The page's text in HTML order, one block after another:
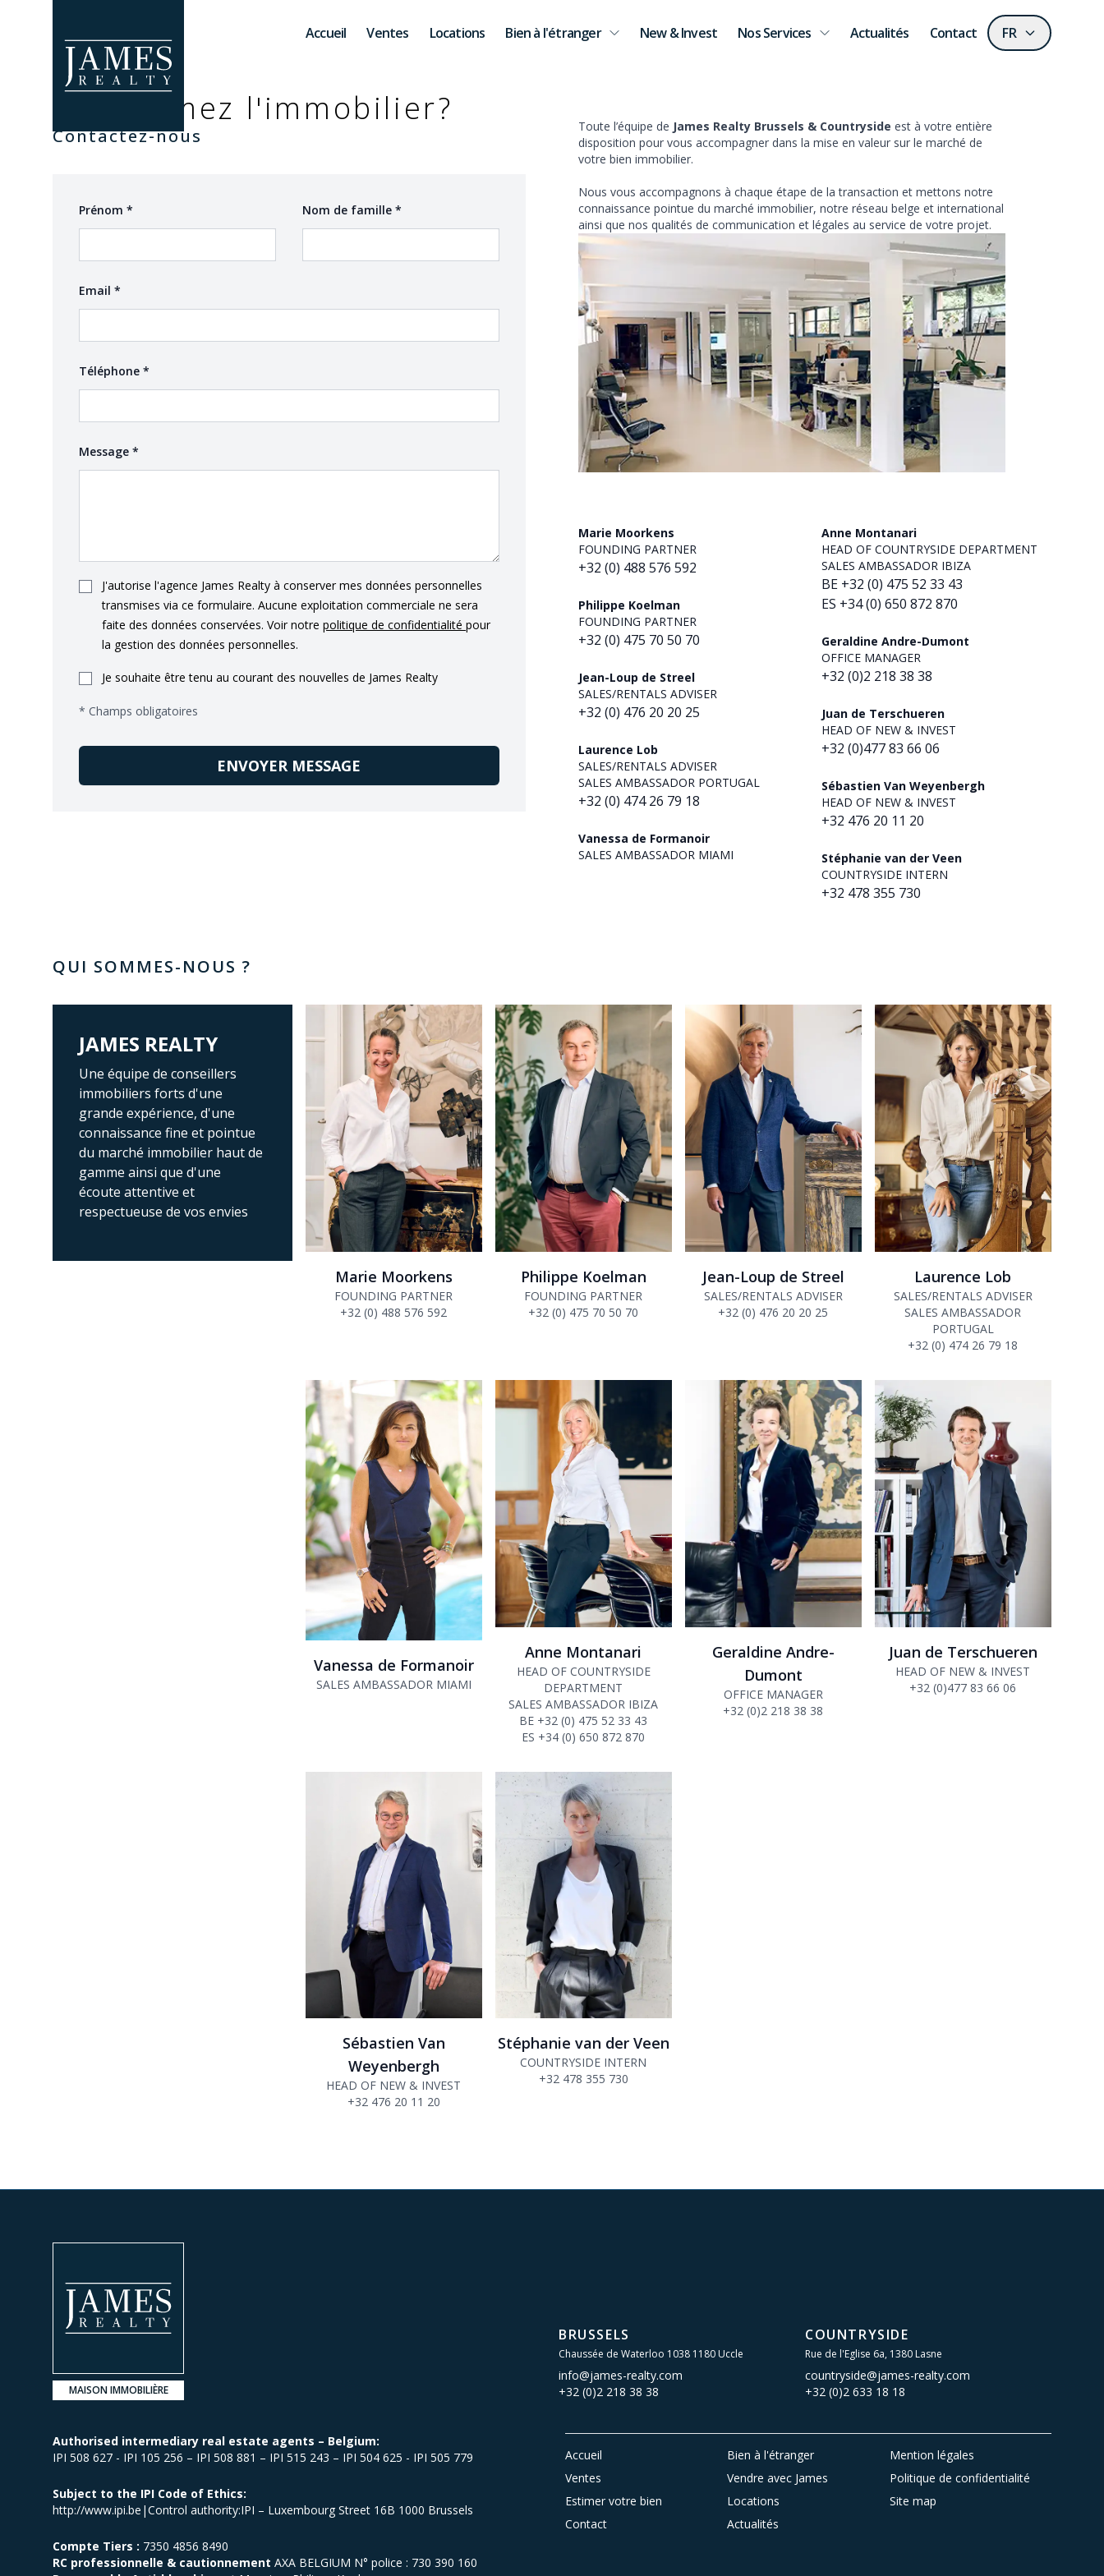
Accueil
Ventes Locations Bien à l'étranger New & Invest Nos Services Actualités Contact FR
Vous aimez l'immobilier?
Contactez-nous
Prénom * Nom de famille *(required)
Email *
Téléphone *
Message *
J'autorise l'agence James Realty à conserver mes données personnelles
transmises via ce formulaire. Aucune exploitation commerciale ne sera
faite des données conservées. Voir notre politique de confidentialité pour
la gestion des données personnelles.
Je souhaite être tenu au courant des nouvelles de James Realty
* Champs obligatoires
ENVOYER MESSAGE
Toute l’équipe de James Realty Brussels & Countryside est à votre entière
disposition pour vous accompagner dans la mise en valeur sur le marché de
votre bien immobilier.
Nous vous accompagnons à chaque étape de la transaction et mettons notre
connaissance pointue du marché immobilier, notre réseau belge et international
ainsi que nos qualités de communication et légales au service de votre projet.
Marie Moorkens
FOUNDING PARTNER
+32 (0) 488 576 592
Philippe Koelman
FOUNDING PARTNER
+32 (0) 475 70 50 70
Jean-Loup de Streel
SALES/RENTALS ADVISER
+32 (0) 476 20 20 25
Laurence Lob
SALES/RENTALS ADVISER
SALES AMBASSADOR PORTUGAL
+32 (0) 474 26 79 18
Vanessa de Formanoir
SALES AMBASSADOR MIAMI
Anne Montanari
HEAD OF COUNTRYSIDE DEPARTMENT
SALES AMBASSADOR IBIZA
BE +32 (0) 475 52 33 43
ES +34 (0) 650 872 870
Geraldine Andre-Dumont
OFFICE MANAGER
+32 (0)2 218 38 38
Juan de Terschueren
HEAD OF NEW & INVEST
+32 (0)477 83 66 06
Sébastien Van Weyenbergh
HEAD OF NEW & INVEST
+32 476 20 11 20
Stéphanie van der Veen
COUNTRYSIDE INTERN
+32 478 355 730
QUI SOMMES-NOUS ?
JAMES REALTY
Une équipe de conseillers
immobiliers forts d'une
grande expérience, d'une
connaissance fine et pointue
du marché immobilier haut de
gamme ainsi que d'une
écoute attentive et
respectueuse de vos envies
Marie Moorkens
FOUNDING PARTNER
+32 (0) 488 576 592
Philippe Koelman
FOUNDING PARTNER
+32 (0) 475 70 50 70
Jean-Loup de Streel
SALES/RENTALS ADVISER
+32 (0) 476 20 20 25
Laurence Lob
SALES/RENTALS ADVISER
SALES AMBASSADOR
PORTUGAL
+32 (0) 474 26 79 18
Vanessa de Formanoir
SALES AMBASSADOR MIAMI
Anne Montanari
HEAD OF COUNTRYSIDE
DEPARTMENT
SALES AMBASSADOR IBIZA
BE +32 (0) 475 52 33 43
ES +34 (0) 650 872 870
Geraldine Andre-
Dumont
OFFICE MANAGER
+32 (0)2 218 38 38
Juan de Terschueren
HEAD OF NEW & INVEST
+32 (0)477 83 66 06
Sébastien Van
Weyenbergh
HEAD OF NEW & INVEST
+32 476 20 11 20
Stéphanie van der Veen
COUNTRYSIDE INTERN
+32 478 355 730
MAISON IMMOBILIÈRE
BRUSSELS
Chaussée de Waterloo 1038 1180 Uccle
info@james-realty.com
+32 (0)2 218 38 38
COUNTRYSIDE
Rue de l'Eglise 6a, 1380 Lasne
countryside@james-realty.com
+32 (0)2 633 18 18
Authorised intermediary real estate agents – Belgium:
IPI 508 627 - IPI 105 256 – IPI 508 881 – IPI 515 243 – IPI 504 625 - IPI 505 779
Subject to the IPI Code of Ethics:
http://www.ipi.be|Control authority:IPI – Luxembourg Street 16B 1000 Brussels
Compte Tiers : 7350 4856 8490
RC professionnelle & cautionnement AXA BELGIUM N° police : 730 390 160
Accueil Bien à l'étranger
Mention légales
Ventes
Vendre avec James
Politique de confidentialité
Estimer votre bien
Locations
Site map
Contact
Actualités